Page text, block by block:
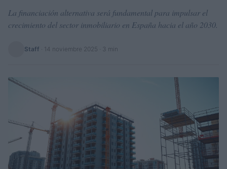
La financiación alternativa será fundamental para impulsar el
crecimiento del sector inmobiliario en España hacia el año 2030.
Staff 14 noviembre 2025 · 3 min